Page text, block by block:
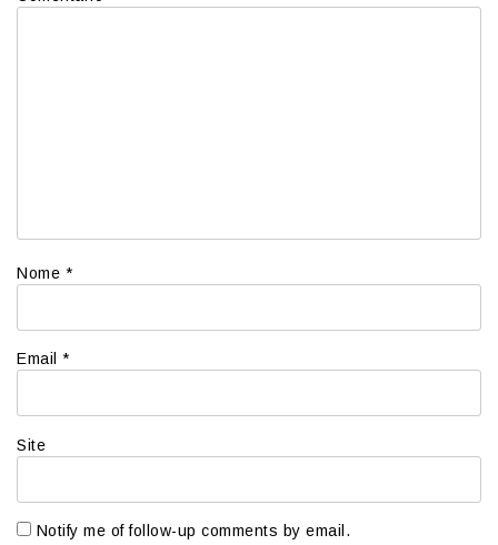
Nome *
Email *
Site
Notify me of follow-up comments by email.